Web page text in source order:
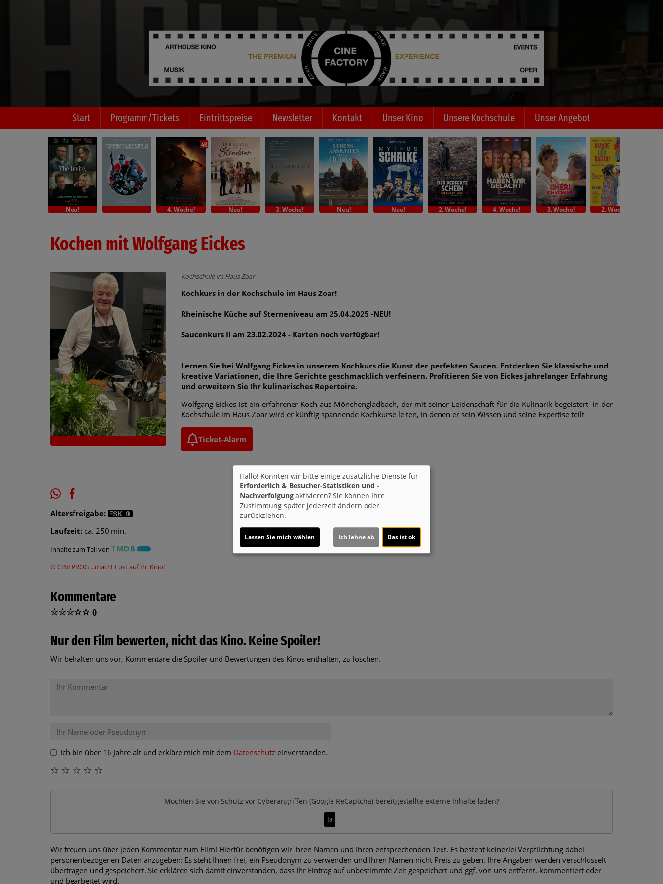
Start Programm/Tickets Eintrittspreise Newsletter Kontakt Unser Kino Unsere Kochschule Unser Angebot
Neu!
4K
4. Woche! Neu! 3. Woche! Neu! Neu! 2. Woche! 4. Woche! 3. Woche! 2. Woche!
Kochen mit Wolfgang Eickes
Kochschule im Haus Zoar
Kochkurs in der Kochschule im Haus Zoar!
Rheinische Küche auf Sterneniveau am 25.04.2025 -NEU!
Saucenkurs II am 23.02.2024 - Karten noch verfügbar!
Lernen Sie bei Wolfgang Eickes in unserem Kochkurs die Kunst der perfekten Saucen. Entdecken Sie klassische und
kreative Variationen, die Ihre Gerichte geschmacklich verfeinern. Profitieren Sie von Eickes jahrelanger Erfahrung
und erweitern Sie Ihr kulinarisches Repertoire.
Wolfgang Eickes ist ein erfahrener Koch aus Mönchengladbach, der mit seiner Leidenschaft für die Kulinarik begeistert. In der
Kochschule im Haus Zoar wird er künftig spannende Kochkurse leiten, in denen er sein Wissen und seine Expertise teilt
Ticket-Alarm
Altersfreigabe:
Laufzeit: ca. 250 min.
Inhalte zum Teil von
© CINEPROG ...macht Lust auf Ihr Kino!
Kommentare
☆☆☆☆☆ 0
Nur den Film bewerten, nicht das Kino. Keine Spoiler!
Wir behalten uns vor, Kommentare die Spoiler und Bewertungen des Kinos enthalten, zu löschen.
Ich bin über 16 Jahre alt und erkläre mich mit dem Datenschutz einverstanden.
☆
☆
☆
☆
☆
Möchten Sie von Schutz vor Cyberangriffen (Google ReCaptcha)bereitgestellte externe Inhalte laden?
Ja
Wir freuen uns über jeden Kommentar zum Film! Hierfür benötigen wir Ihren Namen und Ihren entsprechenden Text. Es besteht keinerlei Verpflichtung dabei
personenbezogenen Daten anzugeben: Es steht Ihnen frei, ein Pseudonym zu verwenden und Ihren Namen nicht Preis zu geben. Ihre Angaben werden verschlüsselt
übertragen und gespeichert. Sie erklären sich damit einverstanden, dass Ihr Eintrag auf unbestimmte Zeit gespeichert und ggf. von uns entfernt, kommentiert oder
und bearbeitet wird.
Hallo! Könnten wir bitte einige zusätzliche Dienste für
Erforderlich & Besucher-Statistiken und -
Nachverfolgung aktivieren? Sie können Ihre
Zustimmung später jederzeit ändern oder
zurückziehen.
Lassen Sie mich wählen Ich lehne ab Das ist ok